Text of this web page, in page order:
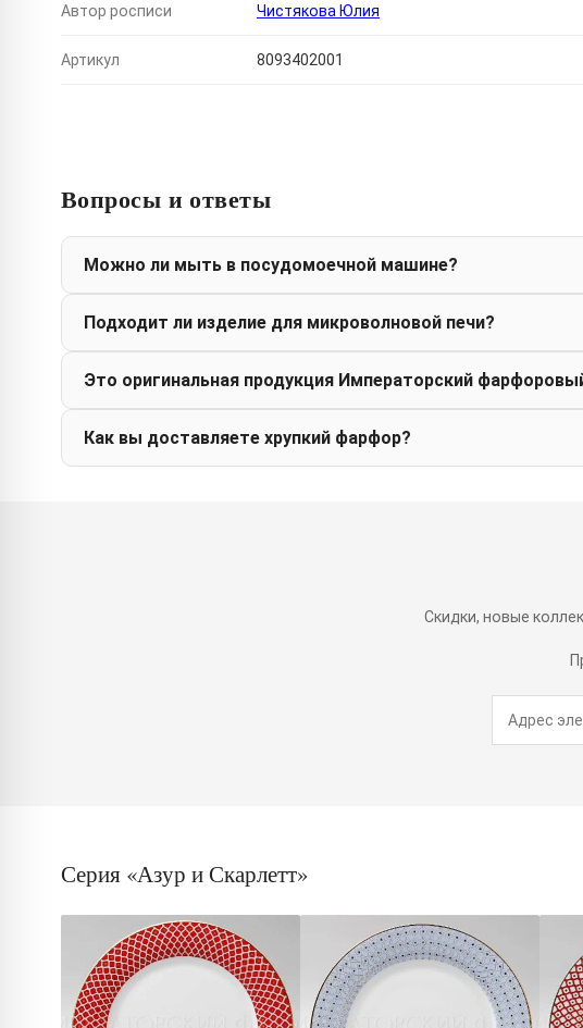
Автор росписи Чистякова Юлия
Артикул 8093402001
Вопросы и ответы
Можно ли мыть в посудомоечной машине?
Подходит ли изделие для микроволновой печи?
Это оригинальная продукция Императорский
Как вы доставляете хрупкий фарфор?
Скидки, новые
Серия «Азур и Скарлетт»